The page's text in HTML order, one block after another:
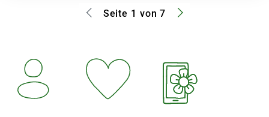
Seite 1 von 7